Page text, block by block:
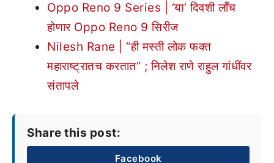
Oppo Reno 9 Series | ‘या’ दिवशी लाँच
होणार Oppo Reno 9 सिरीज
Nilesh Rane | “ही मस्ती लोक फक्त
महाराष्ट्रातच करतात” ; निलेश राणे राहुल गांधींवर
संतापले
Share this post:
Facebook